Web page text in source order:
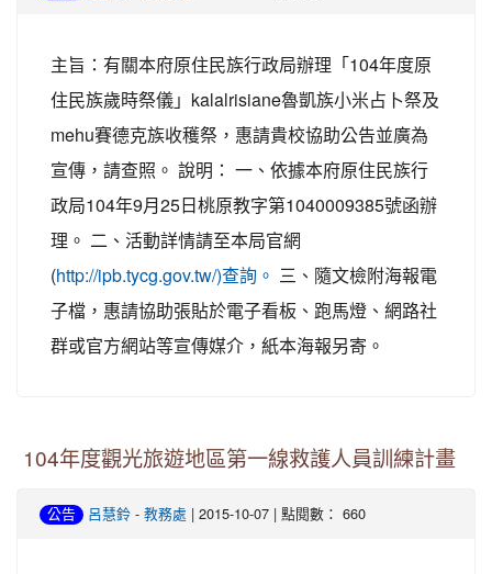
主旨：有關本府原住民族行政局辦理「104年度原
住民族歲時祭儀」kalalrisiane魯凱族小米占卜祭及
mehu賽德克族收穫祭，惠請貴校協助公告並廣為
宣傳，請查照。 說明： 一、依據本府原住民族行
政局104年9月25日桃原教字第1040009385號函辦
理。 二、活動詳情請至本局官網
(http://ipb.tycg.gov.tw/)查詢。
三、隨文檢附海報電
子檔，惠請協助張貼於電子看板、跑馬燈、網路社
群或官方網站等宣傳媒介，紙本海報另寄。
104年度觀光旅遊地區第一線救護人員訓練計畫
公告 呂慧鈴 - 教務處 | 2015-10-07 | 點閱數： 660